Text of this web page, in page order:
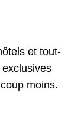
et tout-
moins.